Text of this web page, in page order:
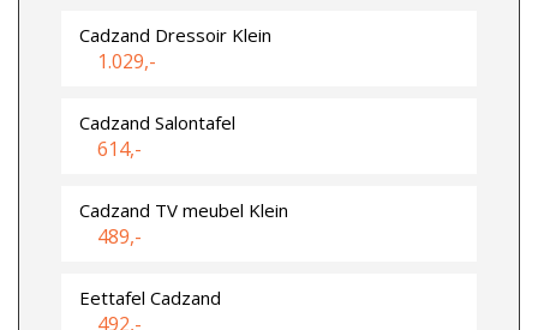
Cadzand Dressoir Klein
1.029,-
Cadzand Salontafel
614,-
Cadzand TV meubel Klein
489,-
Eettafel Cadzand
492,-